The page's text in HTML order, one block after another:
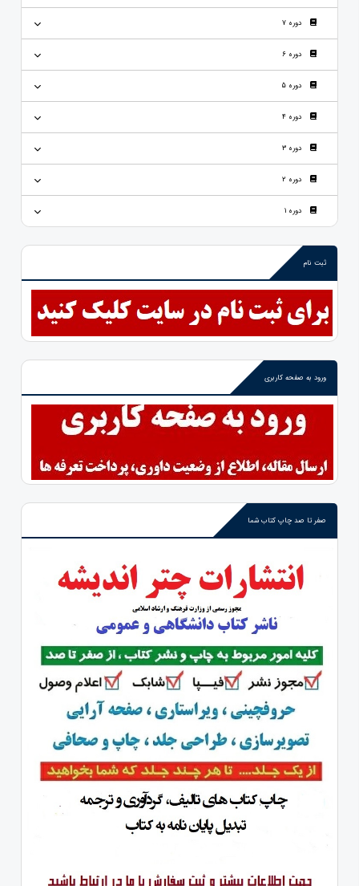
دوره 7
دوره 6
دوره 5
دوره 4
دوره 3
دوره 2
دوره 1
ثبت نام
ورود به صفحه کاربری
صفر تا صد چاپ کتاب شما